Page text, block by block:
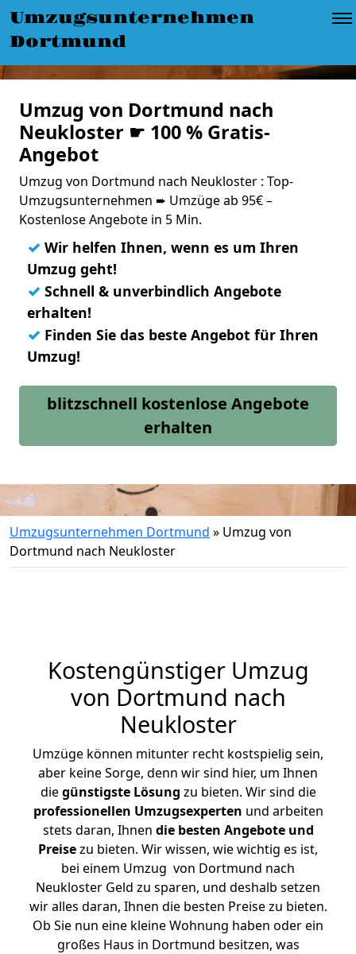
Umzugsunternehmen
Dortmund
Umzug von Dortmund nach
Neukloster ☛ 100 % Gratis-
Angebot
Umzug von Dortmund nach Neukloster : Top-
Umzugsunternehmen ➨ Umzüge ab 95€ –
Kostenlose Angebote in 5 Min.
✓ Wir helfen Ihnen, wenn es um Ihren
Umzug geht!
✓ Schnell & unverbindlich Angebote
erhalten!
✓ Finden Sie das beste Angebot für Ihren
Umzug!
blitzschnell kostenlose Angebote
erhalten
Umzugsunternehmen Dortmund » Umzug von
Dortmund nach Neukloster
Kostengünstiger Umzug
von Dortmund nach
Neukloster
Umzüge können mitunter recht kostspielig sein,
aber keine Sorge, denn wir sind hier, um Ihnen
diegünstigste Lösung zu bieten. Wir sind die
professionellen Umzugsexperten und arbeiten
stets daran, Ihnen die besten Angebote und
Preisezu bieten. Wir wissen, wie wichtig es ist,
bei einem Umzug von Dortmund nach
Neukloster Geld zu sparen, und deshalb setzen
wir alles daran, Ihnen die besten Preise zu bieten.
Ob Sie nun eine kleine Wohnung haben oder ein
großes Haus in Dortmund besitzen, was